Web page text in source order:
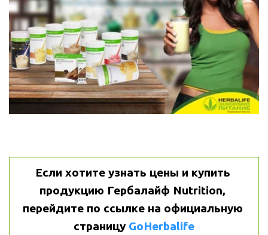
Если хотите узнать цены и купить
продукцию Гербалайф Nutrition,
перейдите по ссылке на официальную
страницу GoHerbalife